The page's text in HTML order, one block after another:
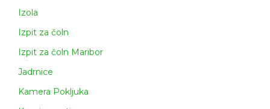
Izola
Izpit za čoln
Izpit za čoln Maribor
Jadrnice
Kamera Pokljuka